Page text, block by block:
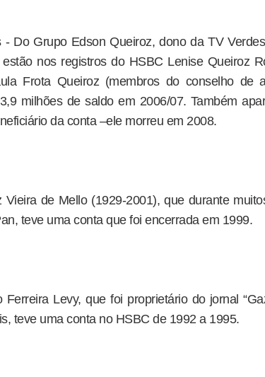
- Do Grupo Edson Queiroz, dono da TV
estão nos registros do HSBC Lenise Queiroz
Frota Queiroz (membros do conselho de
milhões de saldo em 2006/07. Também
da conta –ele morreu em 2008.
Vieira de Mello (1929-2001), que durante
teve uma conta que foi encerrada em 1999.
Ferreira Levy, que foi proprietário do jornal
teve uma conta no HSBC de 1992 a 1995.